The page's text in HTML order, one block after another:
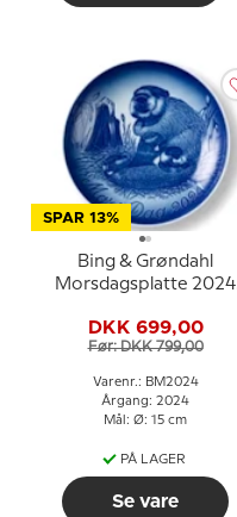
SPAR 13%
Bing & Grøndahl
Morsdagsplatte 2024
DKK 699,00
Før: DKK 799,00
Varenr.: BM2024
Årgang: 2024
Mål: Ø: 15 cm
PÅ LAGER
Se vare